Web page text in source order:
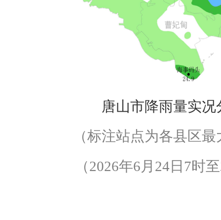
唐山市降雨量实况
（标注站点为各县区
（2026年6月24日7时